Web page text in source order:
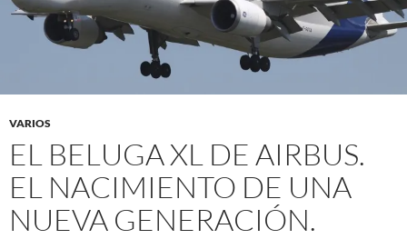
VARIOS
EL BELUGA XL DE AIRBUS.
EL NACIMIENTO DE UNA
NUEVA GENERACIÓN.